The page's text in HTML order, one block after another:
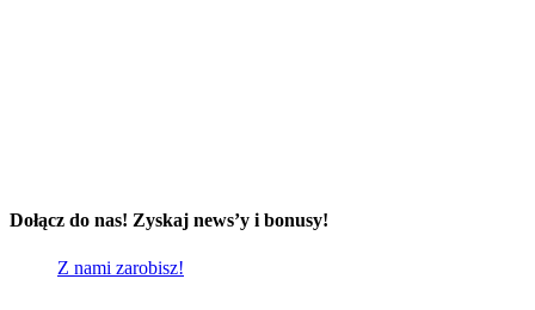
Dołącz do nas! Zyskaj news’y i bonusy!
Z nami zarobisz!